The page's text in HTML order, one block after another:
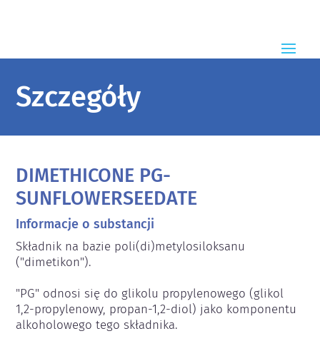
Szczegóły
DIMETHICONE PG-
SUNFLOWERSEEDATE
Informacje o substancji
Składnik na bazie poli(di)metylosiloksanu
("dimetikon").
"PG" odnosi się do glikolu propylenowego (glikol
1,2-propylenowy, propan-1,2-diol) jako komponentu
alkoholowego tego składnika.